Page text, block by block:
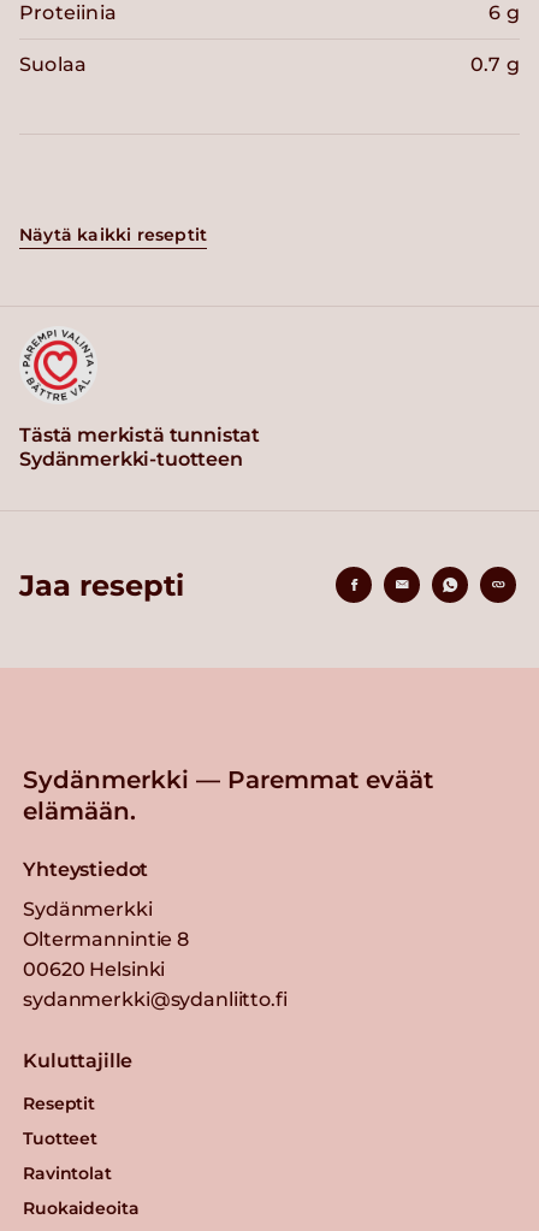
Proteiinia 6 g
Suolaa 0.7 g
Näytä kaikki reseptit
Tästä merkistä tunnistat
Sydänmerkki-tuotteen
Jaa resepti
Sydänmerkki — Paremmat eväät
elämään.
Yhteystiedot
Sydänmerkki
Oltermannintie 8
00620 Helsinki
sydanmerkki@sydanliitto.fi
Kuluttajille
Reseptit
Tuotteet
Ravintolat
Ruokaideoita